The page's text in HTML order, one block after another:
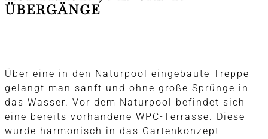
ÜBERGÄNGE
Über eine in den Naturpool eingebaute Treppe
gelangt man sanft und ohne große Sprünge in
das Wasser. Vor dem Naturpool befindet sich
eine bereits vorhandene WPC-Terrasse. Diese
wurde harmonisch in das Gartenkonzept